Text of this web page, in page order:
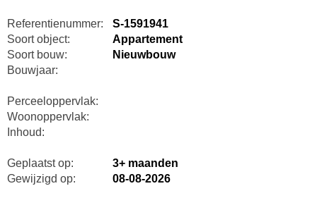
Referentienummer:
S-1591941
Soort object:
Appartement
Soort bouw:
Nieuwbouw
Bouwjaar:
Perceeloppervlak:
Woonoppervlak:
Inhoud:
Geplaatst op:
3+ maanden
Gewijzigd op:
08-08-2026